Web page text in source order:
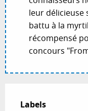
leur délicieuse
battu à la
récompensé
concours
Labels
Labels